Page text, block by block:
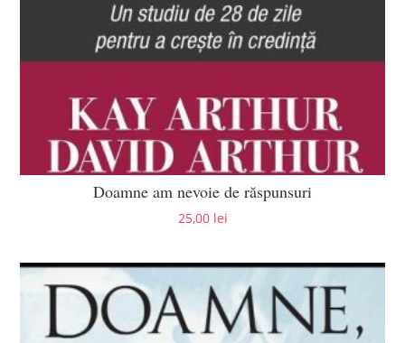
Doamne am nevoie de răspunsuri
25,00 lei